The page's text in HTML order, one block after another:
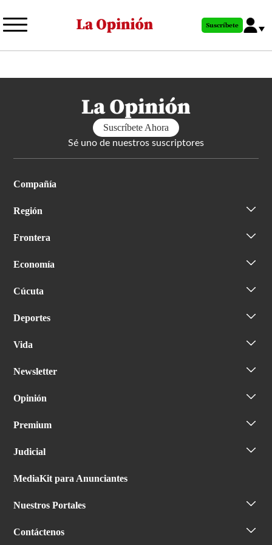
al
principal
Suscríbete
Suscríbete Ahora
Sé uno de nuestros suscriptores
Compañía
Región
Frontera
Economía
Cúcuta
Deportes
Vida
Newsletter
Opinión
Premium
Judicial
MediaKit para Anunciantes
Nuestros Portales
Contáctenos